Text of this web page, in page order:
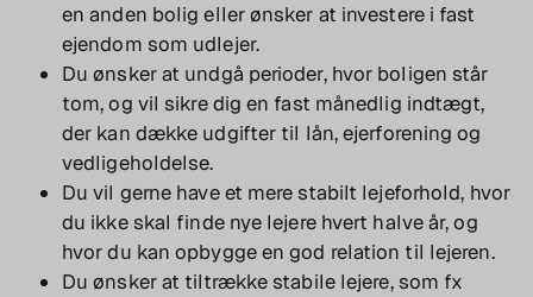
en anden bolig eller ønsker at investere i fast
ejendom som udlejer.
Du ønsker at undgå perioder, hvor boligen står
tom, og vil sikre dig en fast månedlig indtægt,
der kan dække udgifter til lån, ejerforening og
vedligeholdelse.
Du vil gerne have et mere stabilt lejeforhold, hvor
du ikke skal finde nye lejere hvert halve år, og
hvor du kan opbygge en god relation til lejeren.
Du ønsker at tiltrække stabile lejere, som fx